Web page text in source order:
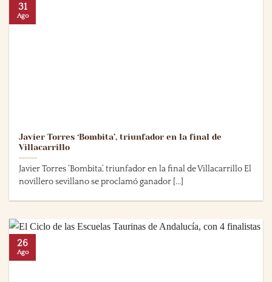
Javier Torres ‘Bombita’, triunfador en la final de
Villacarrillo
Javier Torres ‘Bombita’, triunfador en la final de Villacarrillo El
novillero sevillano se proclamó ganador [...]
31
Ago
26
Ago